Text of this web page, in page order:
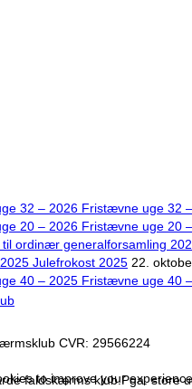
faldskærms klub.Pga. store
Fristævne uge 32
Fristævne uge 20
Julefrokost 2025 22.
Fristævne uge 40
CVR: 29566224
to improve your